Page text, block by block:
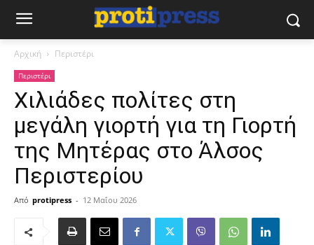
Αρχική Περιστέρι
Περιστέρι
Χιλιάδες πολίτες στη
μεγάλη γιορτή για τη Γιορτή
της Μητέρας στο Άλσος
Περιστερίου
Από protipress - 12 Μαΐου 2026